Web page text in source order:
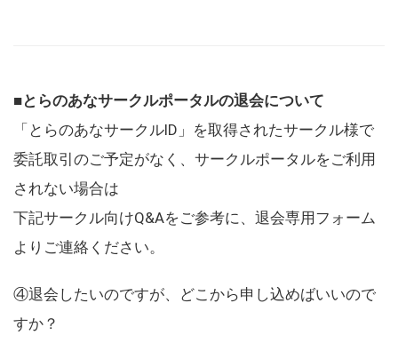
■とらのあなサークルポータルの退会について
「とらのあなサークルID」を取得されたサークル様で
委託取引のご予定がなく、サークルポータルをご利用
されない場合は
下記サークル向けQ&Aをご参考に、退会専用フォーム
よりご連絡ください。
④退会したいのですが、どこから申し込めばいいので
すか？